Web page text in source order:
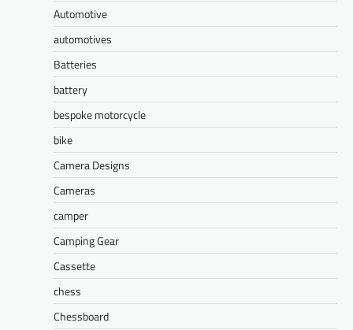
Automotive
automotives
Batteries
battery
bespoke motorcycle
bike
Camera Designs
Cameras
camper
Camping Gear
Cassette
chess
Chessboard